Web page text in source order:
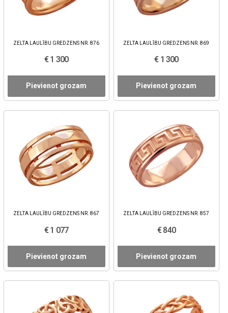
ZELTA LAULĪBU GREDZENS NR. 876
€ 1 300
Pievienot grozam
ZELTA LAULĪBU GREDZENS NR. 869
€ 1 300
Pievienot grozam
ZELTA LAULĪBU GREDZENS NR. 867
€ 1 077
Pievienot grozam
ZELTA LAULĪBU GREDZENS NR. 857
€ 840
Pievienot grozam